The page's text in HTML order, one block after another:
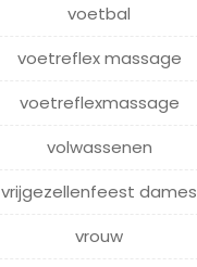
voetbal
voetreflex massage
voetreflexmassage
volwassenen
vrijgezellenfeest dames
vrouw